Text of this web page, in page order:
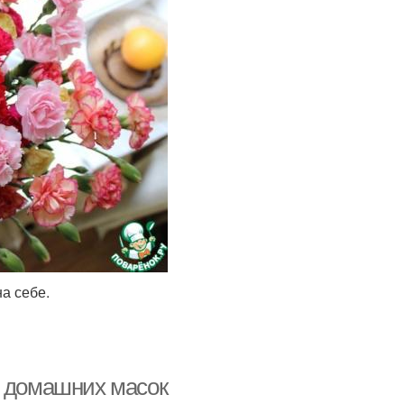
себе.
домашних масок